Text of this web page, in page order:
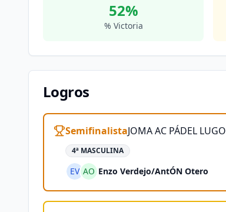
52%
% Victoria
Logros
SemifinalistaJOMA AC PÁDEL LUGO
4ª MASCULINA
EV AO Enzo Verdejo/AntÓN Otero